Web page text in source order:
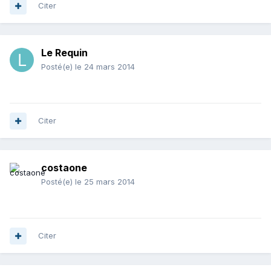
Citer
Le Requin
Posté(e) le 24 mars 2014
Citer
costaone
Posté(e) le 25 mars 2014
Citer